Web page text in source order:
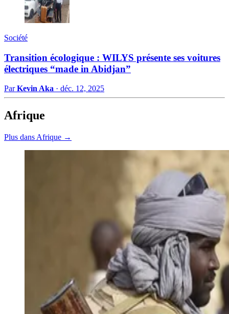
Société
Transition écologique : WILYS présente ses voitures
électriques “made in Abidjan”
ParKevin Aka · déc. 12, 2025
Afrique
Plus dans Afrique →